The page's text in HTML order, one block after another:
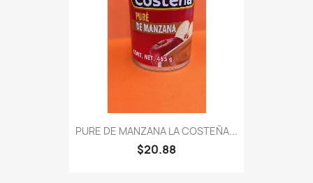
PURE DE MANZANA LA COSTEÑA...
$20.88